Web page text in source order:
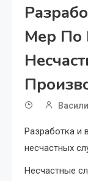
Мер По
Разработка и
несчастных
Несчастные